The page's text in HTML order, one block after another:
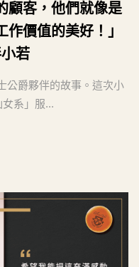
顧客，他們就像是
價值的美好！」
若
爵夥伴的故事。這次小
系」服...